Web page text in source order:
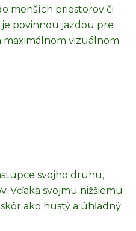
menších priestorov či
povinnou jazdou pre
vizuálnom
svojho druhu,
Vďaka svojmu nižšiemu
ako hustý a úhľadný